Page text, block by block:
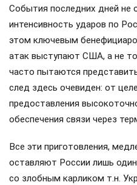
События последних дней не
интенсивность ударов по
этом ключевым
атак выступают США, а не
часто пытаются
след здесь очевиден: от
предоставления
обеспечения связи через
Все эти приготовления,
оставляют России лишь
со злобным карликом т.н.